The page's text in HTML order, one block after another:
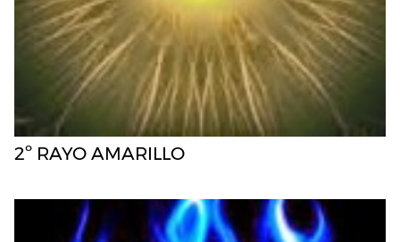
2º RAYO AMARILLO